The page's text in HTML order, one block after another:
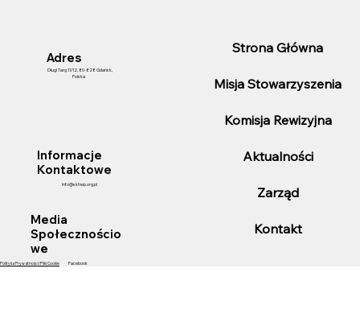
25-lecie pełnienia funkcji Konsula
Honorowego Chile przez Pana Marka
Listowskiego.
Strona Główna
Misja Stowarzyszenia
Komisja Rewizyjna
Aktualności
Zarząd
Kontakt
Informacje
Kontaktowe
info@skhwp.org.pl
Adres
Długi Targ 11/12, 80-828 Gdańsk,
Polska
Media
Społecznościo
we
Facebook
Polityka Prywatności/Pliki Cookie